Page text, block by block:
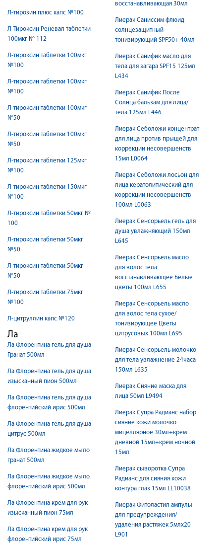
Л-тирозин плюс капс №100
Л-Тироксин Реневал таблетки
100мкг № 112
Л-тироксин таблетки 100мкг
№100
Л-тироксин таблетки 100мкг
№100
Л-тироксин таблетки 100мкг
№50
Л-тироксин таблетки 100мкг
№50
Л-тироксин таблетки 125мкг
№100
Л-тироксин таблетки 150мкг
№100
Л-тироксин таблетки 50мкг №
100
Л-тироксин таблетки 50мкг
№50
Л-тироксин таблетки 50мкг
№50
Л-тироксин таблетки 75мкг
№100
Л-цитруллин капс №120
Ла
Ла Флорентина гель для душа
Гранат 500мл
Ла Флорентина гель для душа
изысканный пион 500мл
Ла Флорентина гель для душа
флорентийский ирис 500мл
Ла Флорентина гель для душа
цитрус 500мл
Ла Флорентина жидкое мыло
гранат 500мл
Ла Флорентина жидкое мыло
флорентийский ирис 500мл
Ла Флорентина крем для рук
изысканный пион 75мл
Ла Флорентина крем для рук
флорентийский ирис 75мл
восстанавливающая 30мл
Лиерак Саниссим флюид
солнцезащитный
тонизирующий SPF50+ 40мл
Лиерак Санифик масло для
тела для загара SPF15 125мл
L434
Лиерак Санифик После
Солнца бальзам для лица/
тела 125мл L446
Лиерак Себоложи концентрат
для лица против прыщей для
коррекции несовершенств
15мл L0064
Лиерак Себоложи лосьон для
лица кератолитический для
коррекции несовершенств
100мл L0063
Лиерак Сенсорьель гель для
душа увлажняющий 150мл
L645
Лиерак Сенсорьель масло
для волос тела
восстанавливающее Белые
цветы 100мл L655
Лиерак Сенсорьель масло
для волос тела сухое/
тонизирующее Цветы
цитрусовых 100мл L695
Лиерак Сенсорьель молочко
для тела увлажнение 24часа
150мл L635
Лиерак Сияние маска для
лица 50мл L9494
Лиерак Супра Радианс набор
сияние кожи молочко
мицеллярное 30мл+крем
дневной 15мл+крем ночной
15мл
Лиерак сыворотка Супра
Радианс для сияния кожи
контура глаз 15мл LL10038
Лиерак Фитоластил ампулы
для предупреждения/
удаления растяжек 5млх20
L901